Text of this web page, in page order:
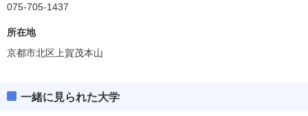
075-705-1437
所在地
京都市北区上賀茂本山
一緒に見られた大学